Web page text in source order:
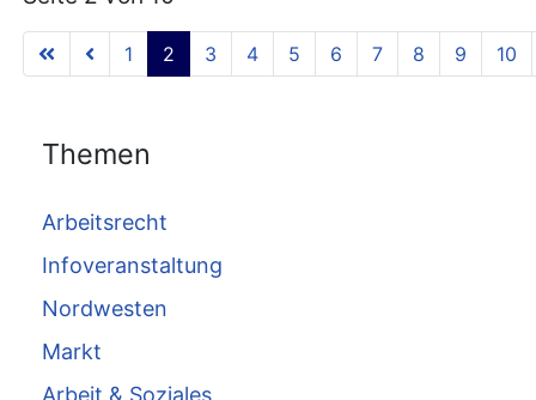
1 2 3 4 5 6 7 8 9 10
Themen
Arbeitsrecht
Infoveranstaltung
Nordwesten
Markt
Arbeit & Soziales